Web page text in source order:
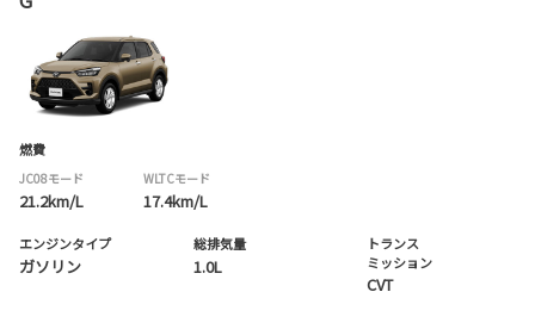
燃費
JC08モード
21.2km/L
WLTCモード
17.4km/L
エンジンタイプ
ガソリン
総排気量
1.0L
トランス
ミッション
CVT